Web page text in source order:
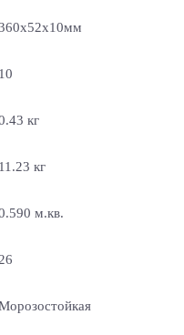
10
кг
11.23 кг
м.кв.